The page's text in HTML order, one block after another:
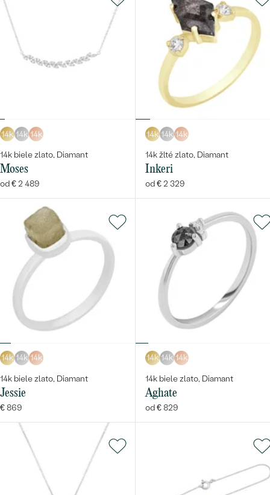
14k 14k 14k
14k biele zlato, Diamant
Moses
od € 2 489
14k 14k 14k
14k žlté zlato, Diamant
Inkeri
od € 2 329
14k 14k 14k
14k biele zlato, Diamant
Jessie
€ 869
14k 14k 14k
14k biele zlato, Diamant
Aghate
od € 829